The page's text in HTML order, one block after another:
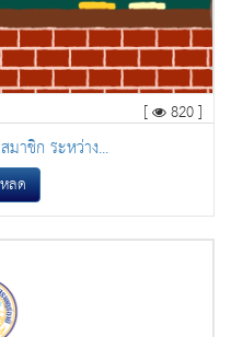
[ 820 ]
าชิก ระหว่าง...
ลด